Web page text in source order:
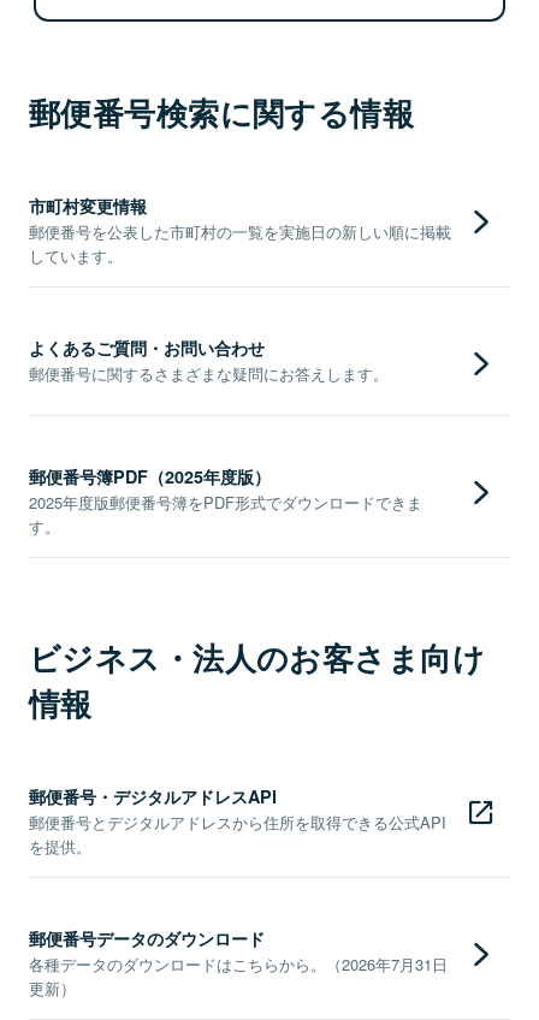
郵便番号検索に関する情報
市町村変更情報
郵便番号を公表した市町村の一覧を実施日の新しい順に掲載
しています。
よくあるご質問・お問い合わせ
郵便番号に関するさまざまな疑問にお答えします。
郵便番号簿PDF（2025年度版）
2025年度版郵便番号簿をPDF形式でダウンロードできま
す。
ビジネス・法人のお客さま向け
情報
郵便番号・デジタルアドレスAPI
郵便番号とデジタルアドレスから住所を取得できる公式API
を提供。
郵便番号データのダウンロード
各種データのダウンロードはこちらから。（2026年7月31日
更新）